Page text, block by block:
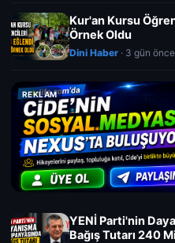
Kur'an Kursu
Örnek Oldu
Dini Haber · 3 gün önce
REKLAM
YENİ Parti'nin
Bağış Tutarı 240